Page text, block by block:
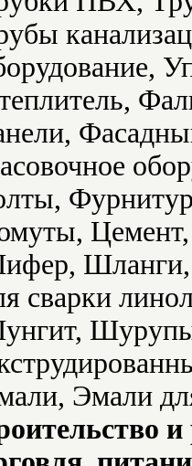
сварки
Эмали